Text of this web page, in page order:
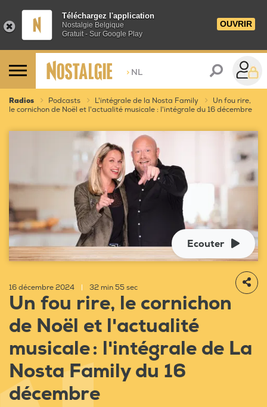
Téléchargez l'application
Nostalgie Belgique
Gratuit - Sur Google Play
OUVRIR
> NL
Radios Podcasts L'intégrale de la Nosta Family
Un fou rire,
le cornichon de Noël et l'actualité musicale : l'intégrale du 16 décembre
Ecouter
16 décembre 2024 32 min 55 sec
Un fou rire, le cornichon
de Noël et l'actualité
musicale : l'intégrale de La
Nosta Family du 16
décembre